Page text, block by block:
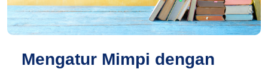
Mengatur Mimpi dengan